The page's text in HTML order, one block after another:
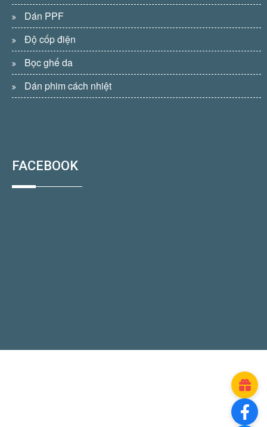
Dán PPF
Độ cốp điện
Bọc ghế da
Dán phim cách nhiệt
FACEBOOK